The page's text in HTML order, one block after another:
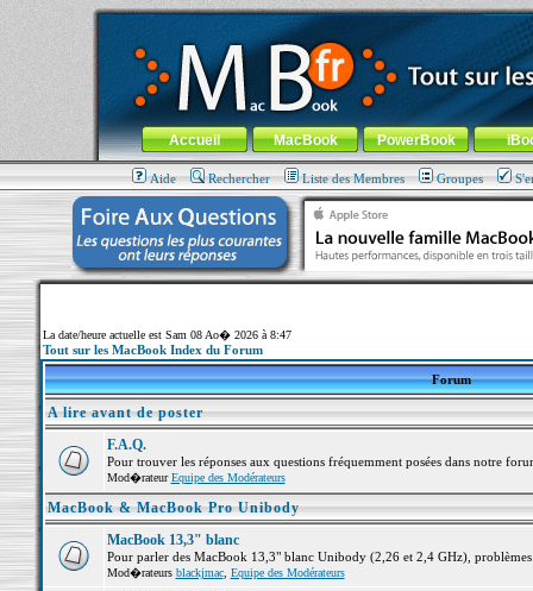
MacBook-fr.com : 100% Apple... 100% nomade !
Aller au contenu-Aller au menu général-Aller au menu de
Menu général
Accueil MacBook PowerBook
Aide Rechercher Liste des Membres Groupes
La date/heure actuelle est Sam 08 Ao� 2026 à 8:47
Tout sur les MacBook Index du Forum
Forum
A lire avant de poster
F.A.Q.
Pour trouver les réponses aux questions fréquemment posées dans notre
Mod�rateurEquipe des Modérateurs
MacBook & MacBook Pro Unibody
MacBook 13,3" blanc
Pour parler des MacBook 13,3" blanc Unibody (2,26 et 2,4 GHz),
Mod�rateurs blackjmac, Equipe des Modérateurs